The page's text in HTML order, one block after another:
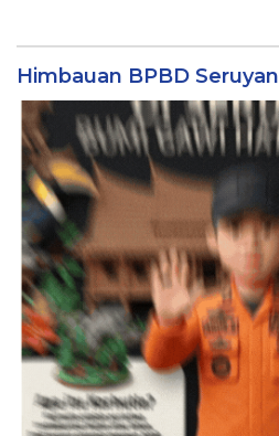
Himbauan BPBD Seruyan